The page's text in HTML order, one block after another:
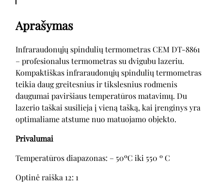
Aprašymas
Infraraudonųjų spindulių termometras CEM DT-8861
– profesionalus termometras su dvigubu lazeriu.
Kompaktiškas infraraudonųjų spindulių termometras
teikia daug greitesnius ir tikslesnius rodmenis
daugumai paviršiaus temperatūros matavimų. Du
lazerio taškai susilieja į vieną tašką, kai įrenginys yra
optimaliame atstume nuo matuojamo objekto.
Privalumai
Temperatūros diapazonas: – 50ºC iki 550 º C
Optinė raiška 12: 1